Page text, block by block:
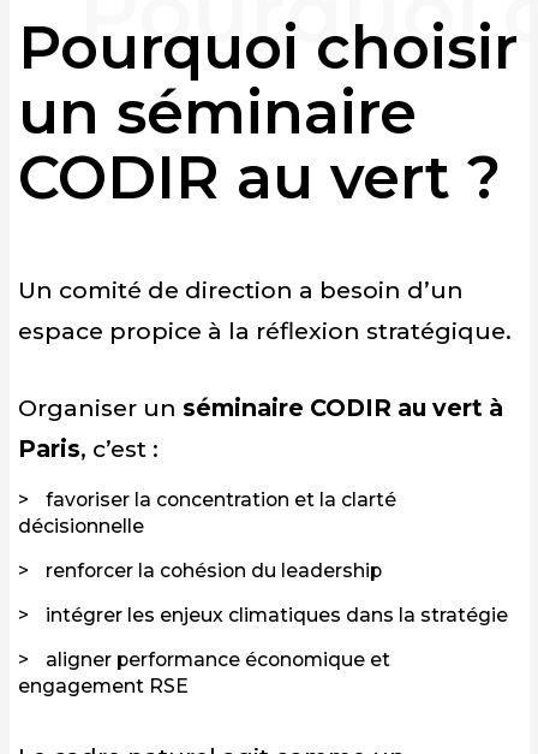
Pourquoi choisir
un séminaire
CODIR au vert ?
Un comité de direction a besoin d’un
espace propice à la réflexion stratégique.
Organiser un séminaire CODIR au vert à
Paris, c’est :
favoriser la concentration et la clarté
décisionnelle
renforcer la cohésion du leadership
intégrer les enjeux climatiques dans la stratégie
aligner performance économique et
engagement RSE